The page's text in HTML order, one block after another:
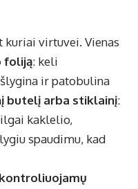
virtuvei. Vienas
foliją: keli
ir patobulina
butelį arba stiklainį:
kaklelio,
spaudimu, kad